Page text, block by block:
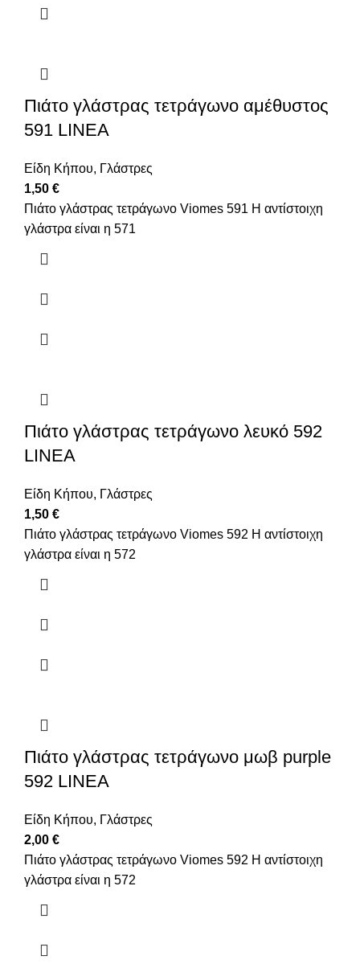
Πιάτο γλάστρας τετράγωνο αμέθυστος
591 LINEA
Είδη Κήπου, Γλάστρες
1,50 €
Πιάτο γλάστρας τετράγωνο Viomes 591 Η αντίστοιχη
γλάστρα είναι η 571
Πιάτο γλάστρας τετράγωνο λευκό 592
LINEA
Είδη Κήπου, Γλάστρες
1,50 €
Πιάτο γλάστρας τετράγωνο Viomes 592 Η αντίστοιχη
γλάστρα είναι η 572
Πιάτο γλάστρας τετράγωνο μωβ purple
592 LINEA
Είδη Κήπου, Γλάστρες
2,00 €
Πιάτο γλάστρας τετράγωνο Viomes 592 Η αντίστοιχη
γλάστρα είναι η 572